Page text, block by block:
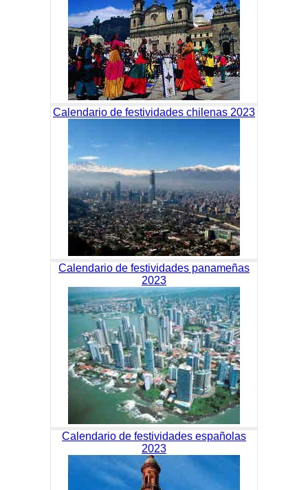
Calendario de festividades chilenas 2023
Calendario de festividades panameñas
2023
Calendario de festividades españolas
2023